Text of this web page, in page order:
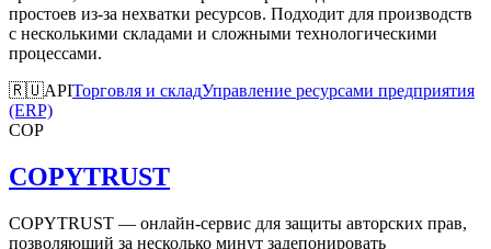
простоев из-за нехватки ресурсов. Подходит для производств
с несколькими складами и сложными технологическими
процессами.
🇷🇺APIТорговля и складУправление ресурсами предприятия
(ERP)
COP
COPYTRUST
COPYTRUST — онлайн-сервис для защиты авторских прав,
позволяющий за несколько минут задепонировать